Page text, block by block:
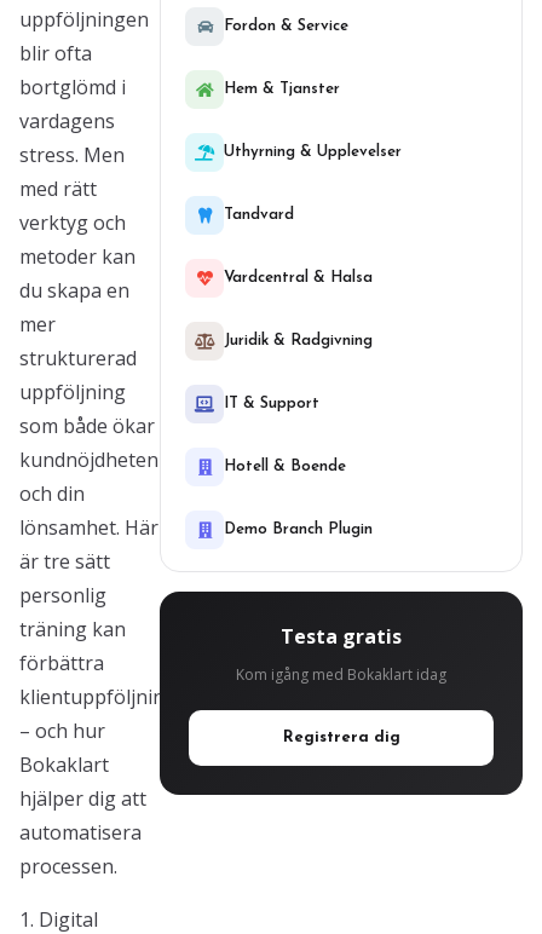
uppföljningen
blir ofta
bortglömd i
vardagens
stress. Men
med rätt
verktyg och
metoder kan
du skapa en
mer
strukturerad
uppföljning
som både ökar
kundnöjdheten
och din
lönsamhet. Här
är tre sätt
personlig
träning kan
förbättra
klientuppföljning
– och hur
Bokaklart
hjälper dig att
automatisera
processen.
1. Digital
Fordon & Service
Hem & Tjanster
Uthyrning & Upplevelser
Tandvard
Vardcentral & Halsa
Juridik & Radgivning
IT & Support
Hotell & Boende
Demo Branch Plugin
Testa gratis
Kom igång med Bokaklart idag
Registrera dig